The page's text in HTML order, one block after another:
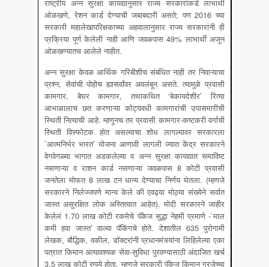
राष्ट्रीय अन्न सुरक्षा कायद्यानुसार राज्य सरकारांकडे लाभार्थी
ओळखणे, रेशन कार्ड देण्याची जबाबदारी असते; पण 2016 च्या
सरकारी महालेखापरिक्षकाच्या अहवालानुसार राज्य सरकारांनी ही
प्रक्रिया पूर्ण केलेली नाही आणि जवळपास 49% लाभार्थी अजून
ओळखण्यातच आलेले नाहीत.
अन्न सुरक्षा केवळ आर्थिक गरिबीशीच संबंधित नाही तर निवाऱ्याचा
प्रश्न, सेवांची पोहोच ह्यासर्वांवर अवलंबून असते. त्यामुळे प्रवासी
कामगार, बेघर कामगार, तथाकथित ‘बेकायदेशीर’ रित्या
आभाळालाच छत करणाऱ्या कोट्यवधी कामगारांची उपासमारीची
स्थिती नित्याची आहे. म्हणूनच तर प्रवासी कामगार-कष्टकरी वर्गाची
स्थिती विस्फोटक होत असल्याचा शोध लागल्यावर सरकारला
`आत्मनिर्भर भारत’ योजना आणावी लागली ज्यात केंद्र सरकारने
वेगवेगळ्या भागात अडकलेल्या व अन्न सुरक्षा कायद्यात समाविष्ट
नसणाऱ्या व राशन कार्ड नसणाऱ्या जवळपास 8 कोटी प्रवासी
जनतेला मोफत 8 लाख टन धान्य देण्याचा निर्णय घेतला. (म्हणजे
सरकारने निर्लज्जपणे मान्य केले की एवढ्या मोठ्या संख्येने सर्वात
जास्त असुरक्षित लोक अस्तित्वात आहेत). मोदी सरकारने जाहीर
केलेलं 1.70 लाख कोटी रकमेचे पॅकेज सुद्धा नेहमी प्रमाणे -`माल
कमी हवा जास्त’ वाल्या पॅकिंगचे होते. देशातील 635 पुरोगामी
लेखक, बौद्धिक, वकील, डॉक्टरांनी प्रधानमंत्र्यांना लिहिलेल्या एका
पत्रात किमान अत्यावश्यक सेवा-सुविधा पुरवण्यासाठी अंदाजित खर्च
3.5 लाख कोटी रुपये होता. म्हणजे सरकारी पॅकेज किमान गरजेच्या